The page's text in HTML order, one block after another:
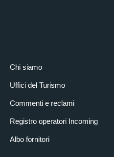
Chi siamo
Uffici del Turismo
Commenti e reclami
Registro operatori Incoming
Albo fornitori